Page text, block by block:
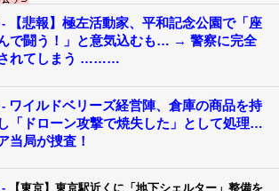
【悲報】極左活動家、平和記念公園で「座
で闘う！」と意気込むも… → 警察に完全
れてしまう ………
ワイルドベリーズ経営陣、倉庫の商品を持
「ドローン攻撃で焼失した」として処理…
当局が捜査！
【東京】東京駅近くに「地下シェルター」整備を